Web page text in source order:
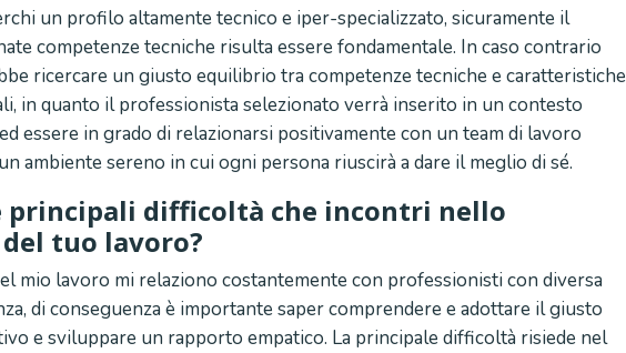
un profilo altamente tecnico e iper-specializzato, sicuramente il
competenze tecniche risulta essere fondamentale. In caso contrario
ricercare un giusto equilibrio tra competenze tecniche e caratteristiche
in quanto il professionista selezionato verrà inserito in un contesto
essere in grado di relazionarsi positivamente con un team di lavoro
ambiente sereno in cui ogni persona riuscirà a dare il meglio di sé.
principali difficoltà che incontri nello
tuo lavoro?
mio lavoro mi relaziono costantemente con professionisti con diversa
di conseguenza è importante saper comprendere e adottare il giusto
e sviluppare un rapporto empatico. La principale difficoltà risiede nel